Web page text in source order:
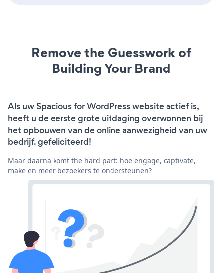
Remove the Guesswork of
Building Your Brand
Als uw Spacious for WordPress website actief is,
heeft u de eerste grote uitdaging overwonnen bij
het opbouwen van de online aanwezigheid van uw
bedrijf. gefeliciteerd!
Maar daarna komt the hard part: hoe engage, captivate,
make en meer bezoekers te ondersteunen?